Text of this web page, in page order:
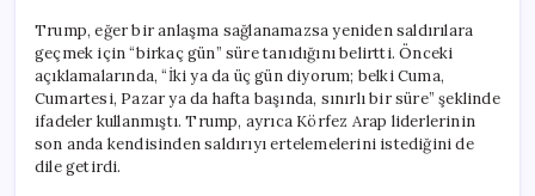
Trump, eğer bir anlaşma sağlanamazsa yeniden saldırılara
geçmek için “birkaç gün” süre tanıdığını belirtti. Önceki
açıklamalarında, “İki ya da üç gün diyorum; belki Cuma,
Cumartesi, Pazar ya da hafta başında, sınırlı bir süre” şeklinde
ifadeler kullanmıştı. Trump, ayrıca Körfez Arap liderlerinin
son anda kendisinden saldırıyı ertelemelerini istediğini de
dile getirdi.